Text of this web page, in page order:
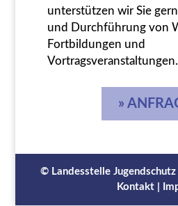
unterstützen wir Sie
und Durchführung von
Fortbildungen und
Vortragsveranstaltungen.
»
© Landesstelle
Kontakt |